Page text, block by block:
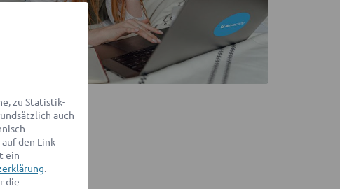
zu Statistik-
auch
den Link
ein
.
die